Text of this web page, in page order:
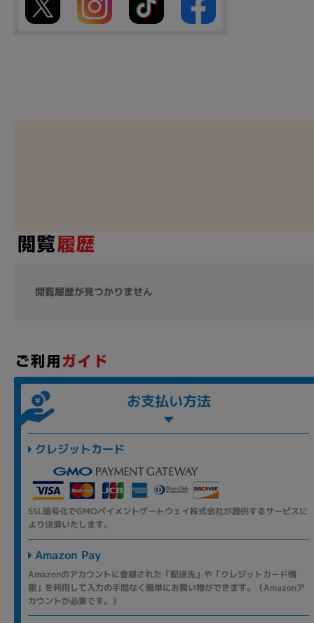
閲覧履歴が見つかりません
お支払い方法
クレジットカード
SSL暗号化でGMOペイメントゲートウェイ株式会社が提供するサービスに
より決済いたします。
Amazon Pay
Amazonのアカウントに登録された「配送先」や「クレジットカード情
報」を利用して入力の手間なく簡単にお買い物ができます。（Amazonア
カウントが必要です。）